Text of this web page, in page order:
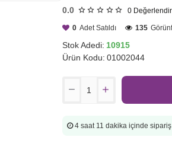
0.0 0
Stok Adedi: 10915
Ürün Kodu: 01002044
0 Adet Satıldı 135
4 saat 11 dakika içinde